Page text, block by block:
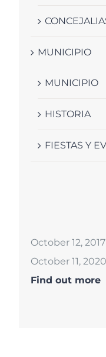
MUNICIPIO
MUNICIPIO
HISTORIA
FIESTAS Y
October 12, 2017
October 11, 2020
Find out more